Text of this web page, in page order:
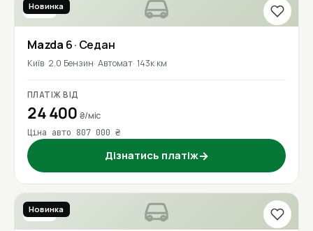
2018
Новинка
Mazda 6· Седан
Київ 2.0 Бензин Автомат 143к км
ПЛАТІЖ ВІД
24 400 ₴/міс
Ціна авто 807 000 ₴
Дізнатись платіж→
2016
Новинка